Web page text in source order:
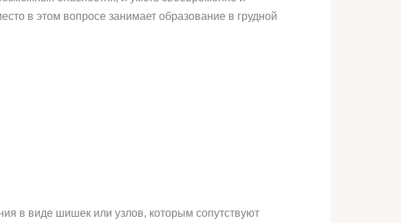
в этом вопросе занимает образование в грудной
в виде шишек или узлов, которым сопутствуют